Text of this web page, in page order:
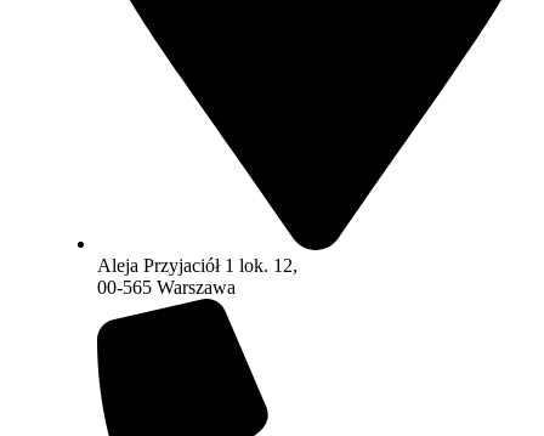
Aleja Przyjaciół 1 lok. 12,
00-565 Warszawa